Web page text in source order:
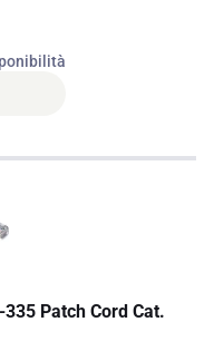
335 Patch Cord Cat.